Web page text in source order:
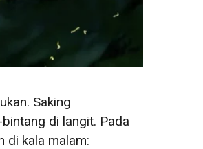
Saking
di langit. Pada
di kala malam: